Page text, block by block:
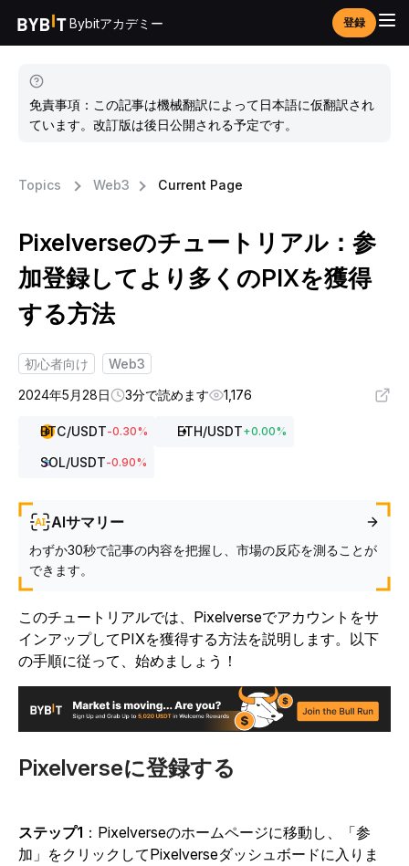
Bybitアカデミー 登録
免責事項：この記事は機械翻訳によって日本語に仮翻訳され
ています。改訂版は後日公開される予定です。
Topics Web3 Current Page
Pixelverseのチュートリアル：参
加登録してより多くのPIXを獲得
する方法
初心者向け
Web3
2024年5月28日
3分で読めます 1,176
BTC/USDT-0.30% ETH/USDT+0.00%
SOL/USDT-0.90%
AIサマリー
わずか30秒で記事の内容を把握し、市場の反応を測ることが
できます。
このチュートリアルでは、Pixelverseでアカウントをサ
インアップしてPIXを獲得する方法を説明します。以下
の手順に従って、始めましょう！
Pixelverseに登録する
ステップ1 ：Pixelverseのホームページに移動し、「参
加」をクリックしてPixelverseダッシュボードに入りま